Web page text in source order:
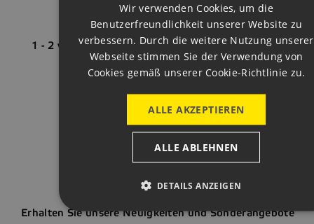
1 - 2 von 2 Artikel(n)
Erhalten Sie unsere Neuigkeiten und Sonderangebote
GERMAN
Wir verwenden Cookies, um die
Benutzerfreundlichkeit unserer Website zu
verbessern. Durch die weitere Nutzung unserer
Webseite stimmen Sie der Verwendung von
Cookies gemäß unserer Cookie-Richtlinie zu.
ALLE AKZEPTIEREN
ALLE ABLEHNEN
DETAILS ANZEIGEN